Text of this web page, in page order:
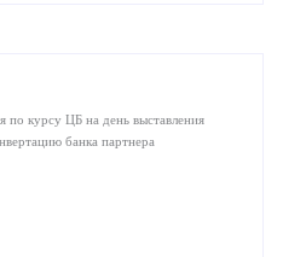
по курсу ЦБ на день выставления
банка партнера